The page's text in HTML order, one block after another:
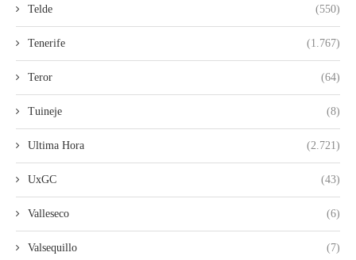
Telde (550)
Tenerife (1.767)
Teror (64)
Tuineje (8)
Ultima Hora (2.721)
UxGC (43)
Valleseco (6)
Valsequillo (7)